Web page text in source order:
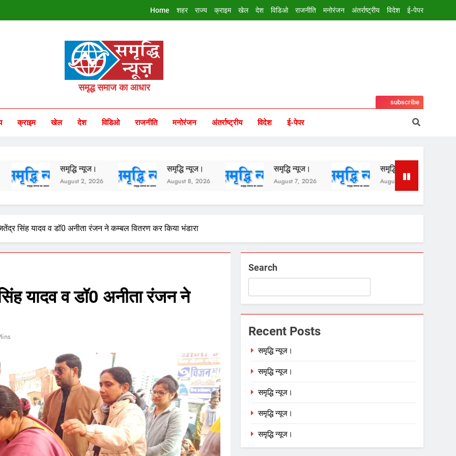
Home शहर राज्य क्राइम खेल देश विडिओ राजनीति मनोरंजन अंतर्राष्ट्रीय विदेश ई-पेपर
Samachar
समृद्ध समाज का आधार
क्राइम खेल देश विडिओ राजनीति मनोरंजन अंतर्राष्ट्रीय विदेश ई-पेपर
subscribe
समृद्धि न्यूज।
August 2, 2026
समृद्धि न्यूज।
August 8, 2026
समृद्धि न्यूज।
August 7, 2026
समृद्धि न्यूज।
August 6, 2026
समृद्धि न्यूज।
August 5, 2026
सिंह यादव व डॉ0 अनीता रंजन ने कम्बल वितरण कर किया भंडारा
यादव व डॉ0 अनीता रंजन ने
Search
Recent Posts
समृद्धि न्यूज।
समृद्धि न्यूज।
समृद्धि न्यूज।
समृद्धि न्यूज।
समृद्धि न्यूज।